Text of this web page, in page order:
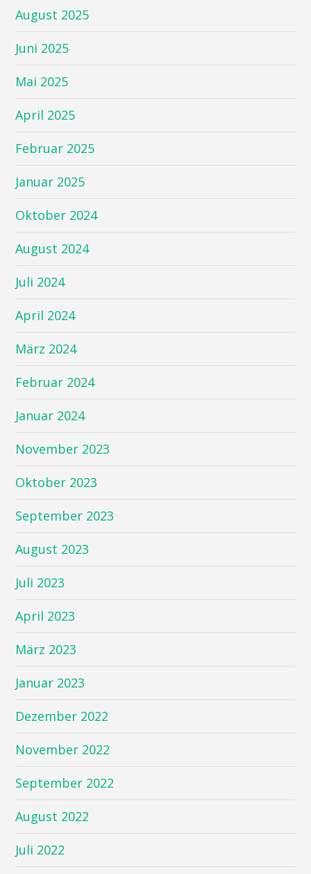
August 2025
Juni 2025
Mai 2025
April 2025
Februar 2025
Januar 2025
Oktober 2024
August 2024
Juli 2024
April 2024
März 2024
Februar 2024
Januar 2024
November 2023
Oktober 2023
September 2023
August 2023
Juli 2023
April 2023
März 2023
Januar 2023
Dezember 2022
November 2022
September 2022
August 2022
Juli 2022